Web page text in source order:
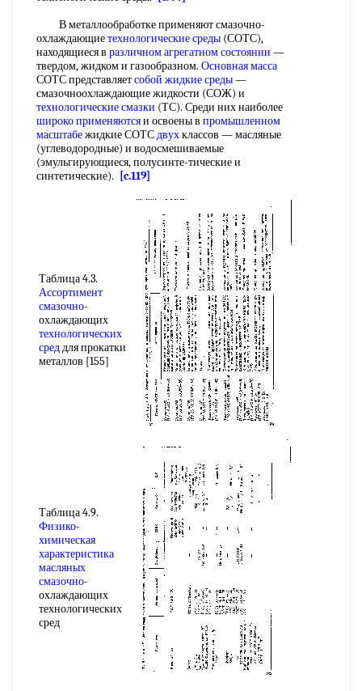
В металлообработке применяют смазочно-
охлаждающиетехнологические среды (СОТС),
находящиеся в различном агрегатном состоянии —
твердом, жидком и газообразном. Основная масса
СОТС представляетсобой жидкие среды—
смазочноохлаждающие жидкости (СОЖ) и
технологические смазки (ТС). Среди них наиболее
широко применяютсяи освоены в промышленном
масштабежидкие СОТСдвухклассов — масляные
(углеводородные) и водосмешиваемые
(эмульгирующиеся, полусинте-тические и
синтетические).
[c.119]
Таблица 4.3.
Ассортимент
смазочно-
охлаждающих
технологических
среддля прокатки
металлов [155]
Таблица 4.9.
Физико-
химическая
характеристика
масляных
смазочно-
охлаждающих
технологических
сред